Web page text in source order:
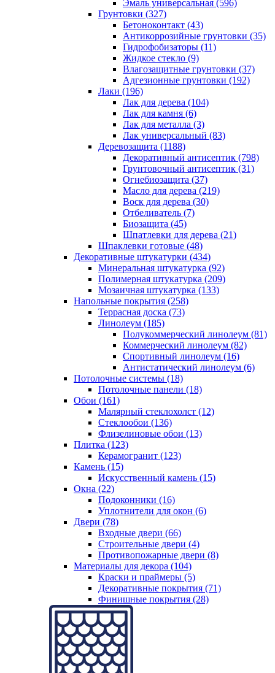
Эмаль универсальная (596)
Грунтовки (327)
Бетоноконтакт (43)
Антикоррозийные грунтовки (35)
Гидрофобизаторы (11)
Жидкое стекло (9)
Влагозащитные грунтовки (37)
Адгезионные грунтовки (192)
Лаки (196)
Лак для дерева (104)
Лак для камня (6)
Лак для металла (3)
Лак универсальный (83)
Деревозащита (1188)
Декоративный антисептик (798)
Грунтовочный антисептик (31)
Огнебиозащита (37)
Масло для дерева (219)
Воск для дерева (30)
Отбеливатель (7)
Биозащита (45)
Шпатлевки для дерева (21)
Шпаклевки готовые (48)
Декоративные штукатурки (434)
Минеральная штукатурка (92)
Полимерная штукатурка (209)
Мозаичная штукатурка (133)
Напольные покрытия (258)
Террасная доска (73)
Линолеум (185)
Полукоммерческий линолеум (81)
Коммерческий линолеум (82)
Спортивный линолеум (16)
Антистатический линолеум (6)
Потолочные системы (18)
Потолочные панели (18)
Обои (161)
Малярный стеклохолст (12)
Стеклообои (136)
Флизелиновые обои (13)
Плитка (123)
Керамогранит (123)
Камень (15)
Искусственный камень (15)
Окна (22)
Подоконники (16)
Уплотнители для окон (6)
Двери (78)
Входные двери (66)
Строительные двери (4)
Противопожарные двери (8)
Материалы для декора (104)
Краски и праймеры (5)
Декоративные покрытия (71)
Финишные покрытия (28)